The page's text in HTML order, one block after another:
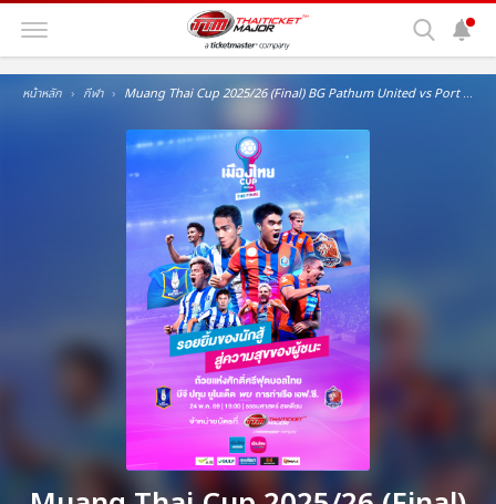
หน้าหลัก กีฬา Muang Thai Cup 2025/26 (Final) BG Pathum United vs Port FC